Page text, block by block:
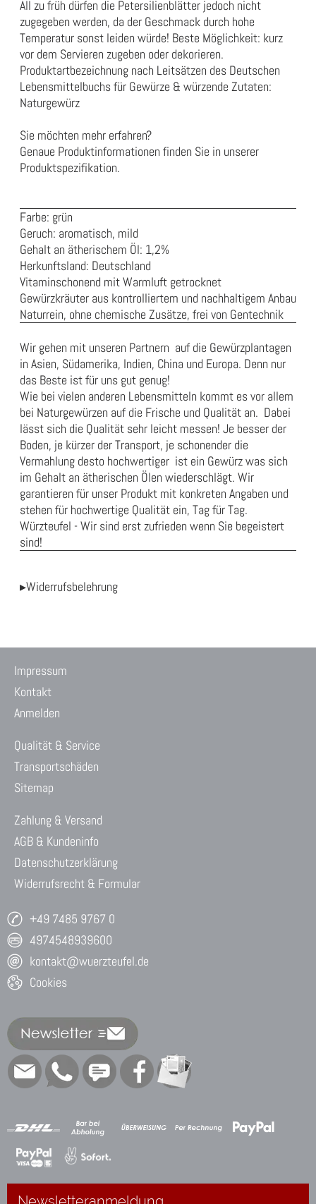
All zu früh dürfen die Petersilienblätter jedoch nicht
zugegeben werden, da der Geschmack durch hohe
Temperatur sonst leiden würde! Beste Möglichkeit: kurz
vor dem Servieren zugeben oder dekorieren.
Produktartbezeichnung nach Leitsätzen des Deutschen
Lebensmittelbuchs für Gewürze & würzende Zutaten:
Naturgewürz
Sie möchten mehr erfahren?
Genaue Produktinformationen finden Sie in unserer
Produktspezifikation.
Farbe: grün
Geruch: aromatisch, mild
Gehalt an ätherischem Öl: 1,2%
Herkunftsland: Deutschland
Vitaminschonend mit Warmluft getrocknet
Gewürzkräuter aus kontrolliertem und nachhaltigem Anbau
Naturrein, ohne chemische Zusätze, frei von Gentechnik
Wir gehen mit unseren Partnern auf die Gewürzplantagen
in Asien, Südamerika, Indien, China und Europa. Denn nur
das Beste ist für uns gut genug!
Wie bei vielen anderen Lebensmitteln kommt es vor allem
bei Naturgewürzen auf die Frische und Qualität an. Dabei
lässt sich die Qualität sehr leicht messen! Je besser der
Boden, je kürzer der Transport, je schonender die
Vermahlung desto hochwertiger ist ein Gewürz was sich
im Gehalt an ätherischen Ölen wiederschlägt. Wir
garantieren für unser Produkt mit konkreten Angaben und
stehen für hochwertige Qualität ein, Tag für Tag.
Würzteufel - Wir sind erst zufrieden wenn Sie begeistert
sind!
▸Widerrufsbelehrung
Impressum
Kontakt
Anmelden
Qualität & Service
Transportschäden
Sitemap
Zahlung & Versand
AGB & Kundeninfo
Datenschutzerklärung
Widerrufsrecht & Formular
+49 7485 9767 0
4974548939600
kontakt@wuerzteufel.de
Cookies